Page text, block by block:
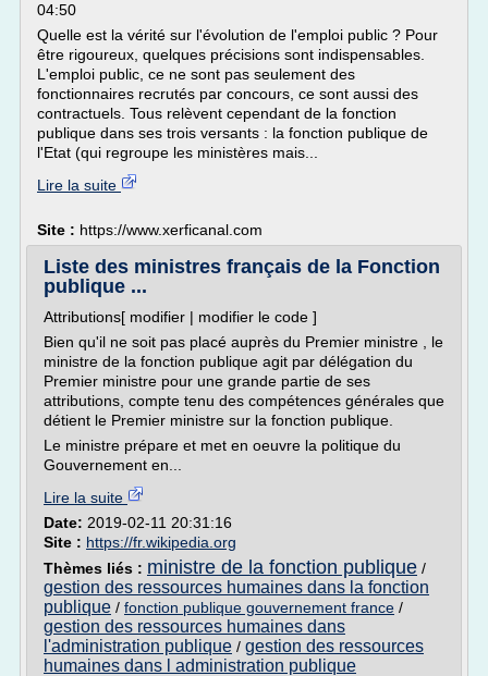
04:50
Quelle est la vérité sur l'évolution de l'emploi public ? Pour
être rigoureux, quelques précisions sont indispensables.
L'emploi public, ce ne sont pas seulement des
fonctionnaires recrutés par concours, ce sont aussi des
contractuels. Tous relèvent cependant de la fonction
publique dans ses trois versants : la fonction publique de
l'Etat (qui regroupe les ministères mais...
Lire la suite
Site : https://www.xerficanal.com
Liste des ministres français de la Fonction
publique ...
Attributions[ modifier | modifier le code ]
Bien qu'il ne soit pas placé auprès du Premier ministre , le
ministre de la fonction publique agit par délégation du
Premier ministre pour une grande partie de ses
attributions, compte tenu des compétences générales que
détient le Premier ministre sur la fonction publique.
Le ministre prépare et met en oeuvre la politique du
Gouvernement en...
Lire la suite
Date: 2019-02-11 20:31:16
Site : https://fr.wikipedia.org
Thèmes liés : ministre de la fonction publique /
gestion des ressources humaines dans la fonction
publique / fonction publique gouvernement france /
gestion des ressources humaines dans
l'administration publique / gestion des ressources
humaines dans l administration publique